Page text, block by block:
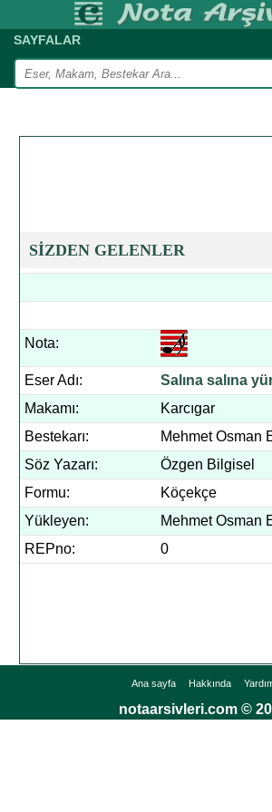
SAYFALAR
SİZDEN GELENLER
Nota:
Eser Adı:
Salına salına
Makamı:
Karcıgar
Bestekarı:
Mehmet Osman
Söz Yazarı:
Özgen Bilgisel
Formu:
Köçekçe
Yükleyen:
Mehmet Osman
REPno:
0
Ana sayfa Hakkında
notaarsivleri.com ©